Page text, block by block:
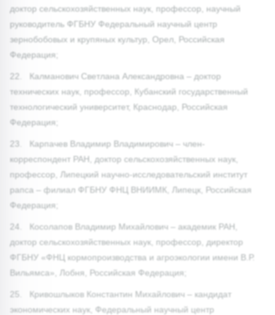
доктор сельскохозяйственных наук, профессор, научный
руководитель ФГБНУ Федеральный научный центр
зернобобовых и крупяных культур, Орел, Российская
Федерация;
22. Калманович Светлана Александровна – доктор
технических наук, профессор, Кубанский государственный
технологический университет, Краснодар, Российская
Федерация;
23. Карпачев Владимир Владимирович – член-
корреспондент РАН, доктор сельскохозяйственных наук,
профессор, Липецкий научно-исследовательский институт
рапса – филиал ФГБНУ ФНЦ ВНИИМК, Липецк, Российская
Федерация;
24. Косолапов Владимир Михайлович – академик РАН,
доктор сельскохозяйственных наук, профессор, директор
ФГБНУ «ФНЦ кормопроизводства и агроэкологии имени В.Р.
Вильямса», Лобня, Российская Федерация;
25. Кривошлыков Константин Михайлович – кандидат
экономических наук, Федеральный научный центр